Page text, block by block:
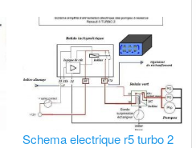
Schema electrique r5 turbo 2